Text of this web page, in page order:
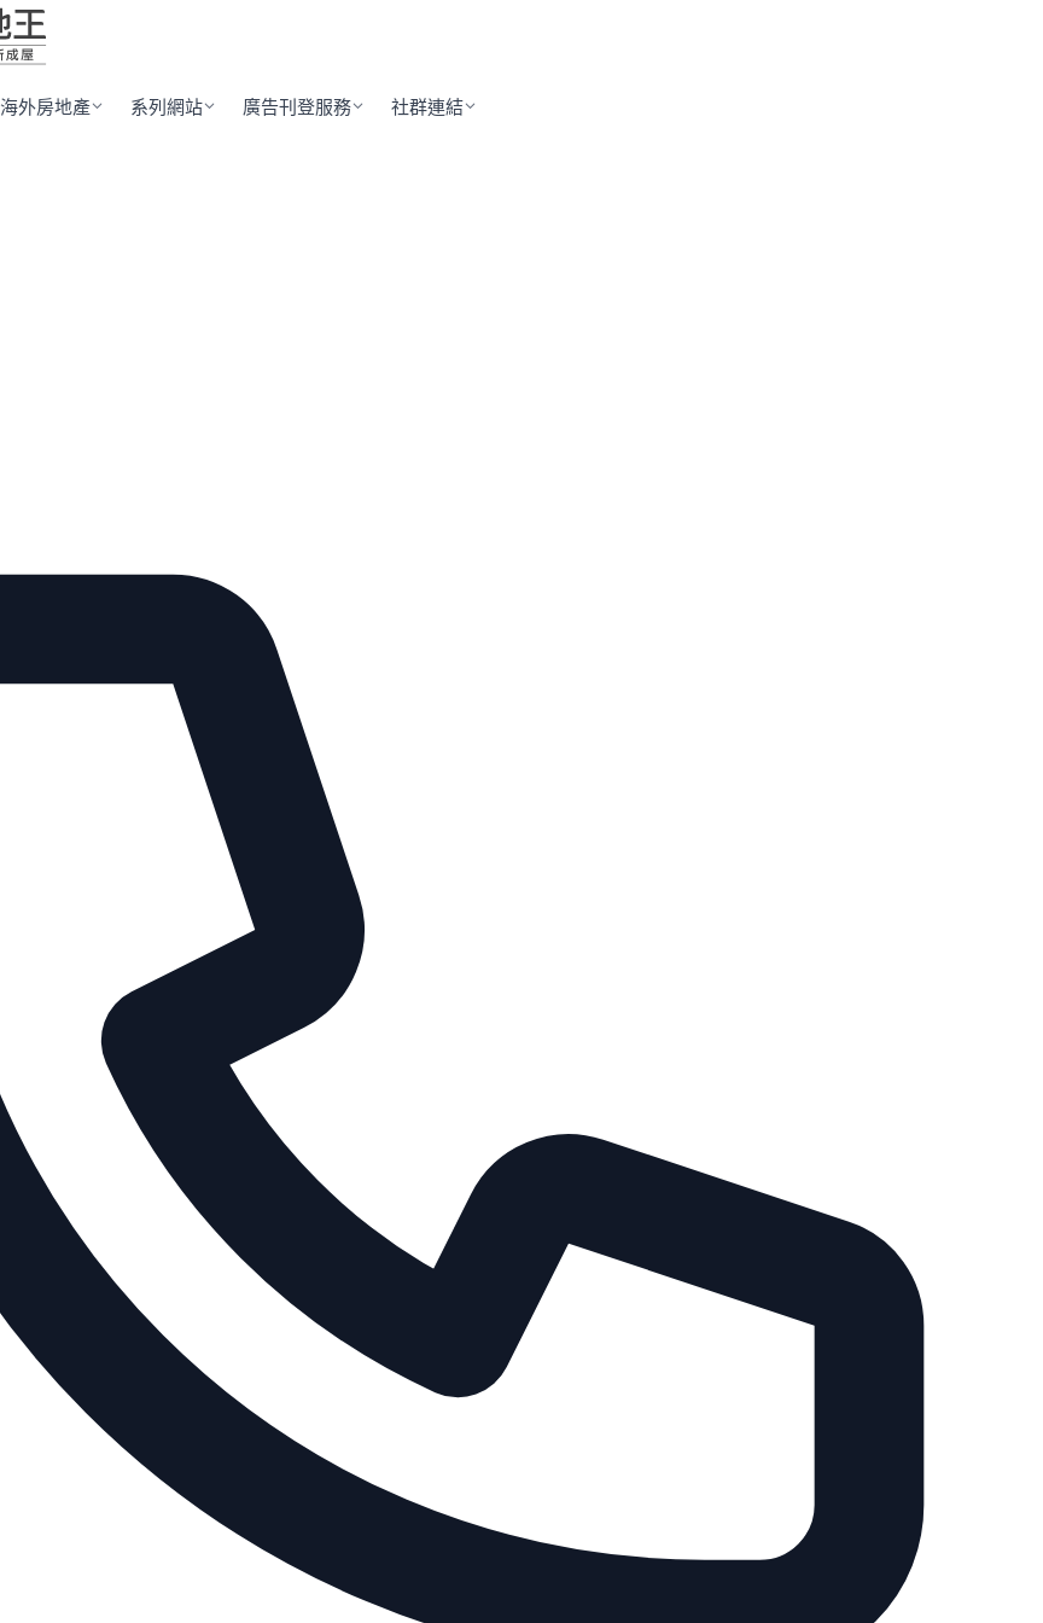
海外房地產 系列網站 廣告刊登服務 社群連結